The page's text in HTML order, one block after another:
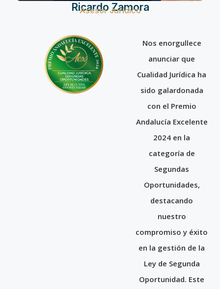
Ricardo Zamora
Asesor Jurídico
Nos enorgullece
anunciar que
Cualidad Jurídica ha
sido galardonada
con el Premio
Andalucía Excelente
2024 en la
categoría de
Segundas
Oportunidades,
destacando
nuestro
compromiso y éxito
en la gestión de la
Ley de Segunda
Oportunidad. Este